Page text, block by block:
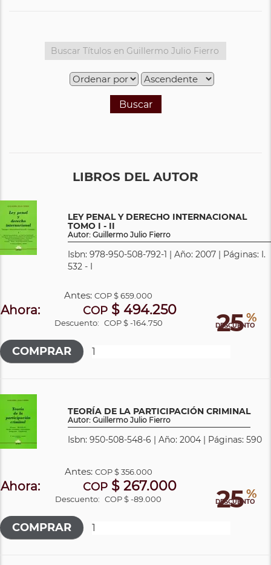
Buscar
LIBROS DEL AUTOR
LEY PENAL Y DERECHO INTERNACIONAL
TOMO I - II
Autor: Guillermo Julio Fierro
Isbn: 978-950-508-792-1 | Año: 2007 | Páginas: I.
532 - I
25 %
DESCUENTO
Antes:COP$ 659.000
Ahora: COP$ 494.250
Descuento: COP $ -164.750
TEORÍA DE LA PARTICIPACIÓN CRIMINAL
Autor: Guillermo Julio Fierro
Isbn: 950-508-548-6 | Año: 2004 | Páginas: 590
25 %
DESCUENTO
Antes: COP$ 356.000
Ahora: COP$ 267.000
Descuento: COP $ -89.000